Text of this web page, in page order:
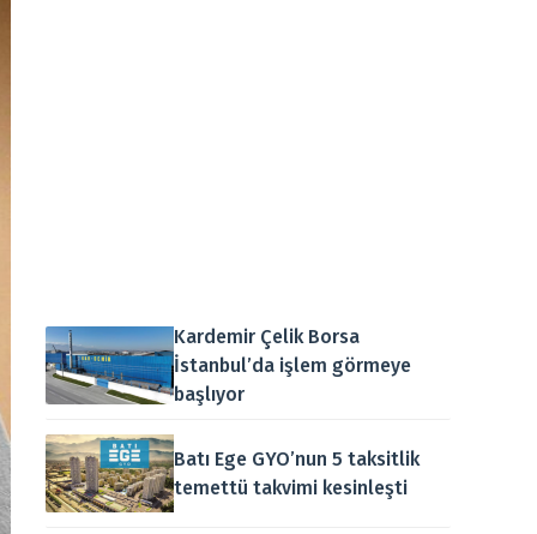
Kardemir Çelik Borsa
İstanbul’da işlem görmeye
başlıyor
Batı Ege GYO’nun 5 taksitlik
temettü takvimi kesinleşti